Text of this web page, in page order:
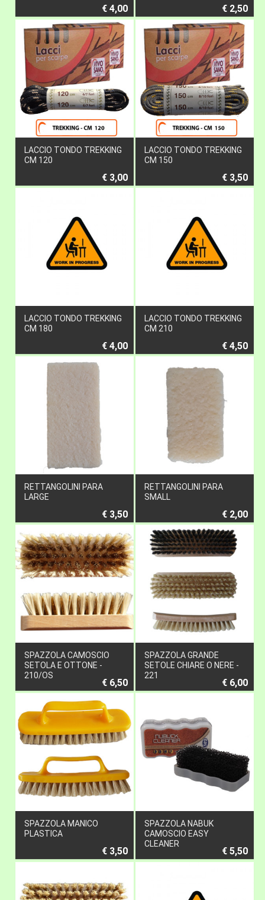
€ 4,00 € 2,50
LACCIO TONDO TREKKING
CM 120
€ 3,00
LACCIO TONDO TREKKING
CM 150
€ 3,50
LACCIO TONDO TREKKING
CM 180
€ 4,00
LACCIO TONDO TREKKING
CM 210
€ 4,50
RETTANGOLINI PARA
LARGE
€ 3,50
RETTANGOLINI PARA
SMALL
€ 2,00
SPAZZOLA CAMOSCIO
SETOLA E OTTONE -
210/OS
€ 6,50
SPAZZOLA GRANDE
SETOLE CHIARE O NERE -
221
€ 6,00
SPAZZOLA MANICO
PLASTICA
€ 3,50
SPAZZOLA NABUK
CAMOSCIO EASY
CLEANER
€ 5,50